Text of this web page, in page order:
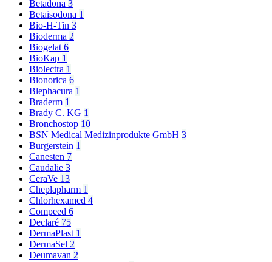
Betadona 3
Betaisodona 1
Bio-H-Tin 3
Bioderma 2
Biogelat 6
BioKap 1
Biolectra 1
Bionorica 6
Blephacura 1
Braderm 1
Brady C. KG 1
Bronchostop 10
BSN Medical Medizinprodukte GmbH 3
Burgerstein 1
Canesten 7
Caudalie 3
CeraVe 13
Cheplapharm 1
Chlorhexamed 4
Compeed 6
Declaré 75
DermaPlast 1
DermaSel 2
Deumavan 2